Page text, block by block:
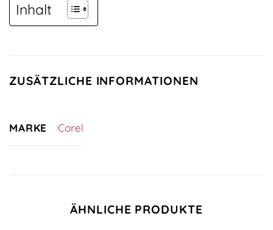
Inhalt
ZUSÄTZLICHE INFORMATIONEN
MARKE Corel
ÄHNLICHE PRODUKTE